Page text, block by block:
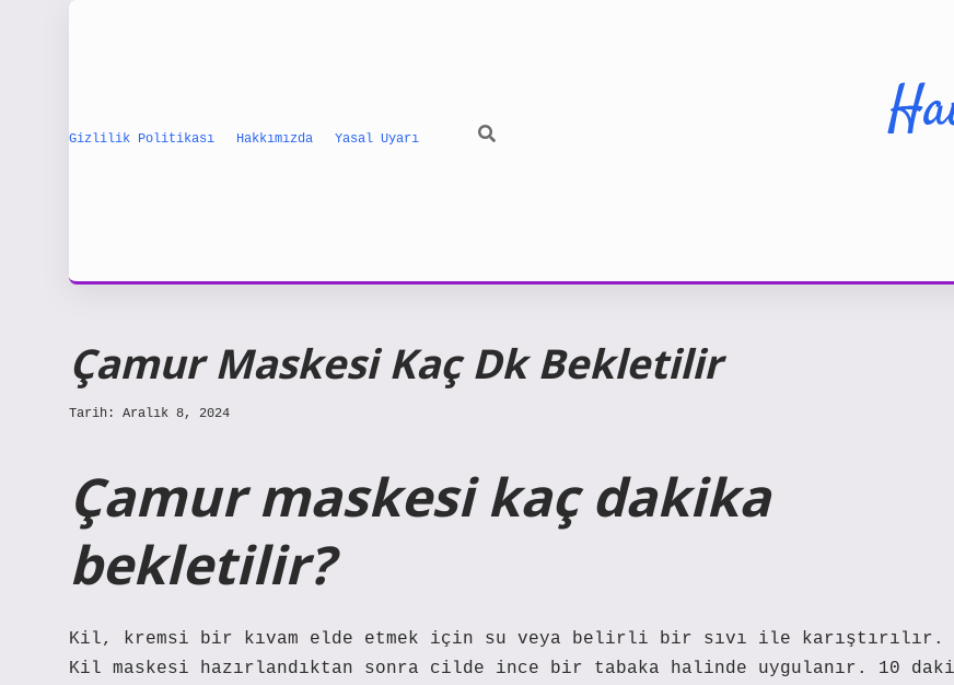
Gizlilik Politikası Hakkımızda Yasal Uyarı
Çamur Maskesi Kaç Dk Bekletilir
Tarih: Aralık 8, 2024
Çamur maskesi kaç dakika
bekletilir?
Kil, kremsi bir kıvam elde etmek için su veya belirli bir sıvı ile karıştırılır.
Kil maskesi hazırlandıktan sonra cilde ince bir tabaka halinde uygulanır. 10